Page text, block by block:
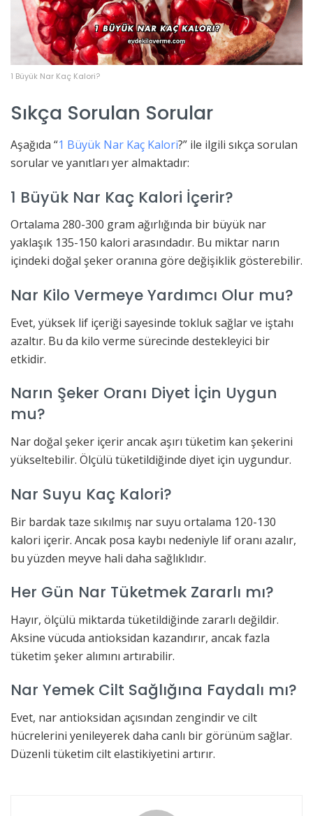
1 Büyük Nar Kaç Kalori?
Sıkça Sorulan Sorular
Aşağıda “1 Büyük Nar Kaç Kalori?” ile ilgili sıkça sorulan
sorular ve yanıtları yer almaktadır:
1 Büyük Nar Kaç Kalori İçerir?
Ortalama 280-300 gram ağırlığında bir büyük nar
yaklaşık 135-150 kalori arasındadır. Bu miktar narın
içindeki doğal şeker oranına göre değişiklik gösterebilir.
Nar Kilo Vermeye Yardımcı Olur mu?
Evet, yüksek lif içeriği sayesinde tokluk sağlar ve iştahı
azaltır. Bu da kilo verme sürecinde destekleyici bir
etkidir.
Narın Şeker Oranı Diyet İçin Uygun
mu?
Nar doğal şeker içerir ancak aşırı tüketim kan şekerini
yükseltebilir. Ölçülü tüketildiğinde diyet için uygundur.
Nar Suyu Kaç Kalori?
Bir bardak taze sıkılmış nar suyu ortalama 120-130
kalori içerir. Ancak posa kaybı nedeniyle lif oranı azalır,
bu yüzden meyve hali daha sağlıklıdır.
Her Gün Nar Tüketmek Zararlı mı?
Hayır, ölçülü miktarda tüketildiğinde zararlı değildir.
Aksine vücuda antioksidan kazandırır, ancak fazla
tüketim şeker alımını artırabilir.
Nar Yemek Cilt Sağlığına Faydalı mı?
Evet, nar antioksidan açısından zengindir ve cilt
hücrelerini yenileyerek daha canlı bir görünüm sağlar.
Düzenli tüketim cilt elastikiyetini artırır.